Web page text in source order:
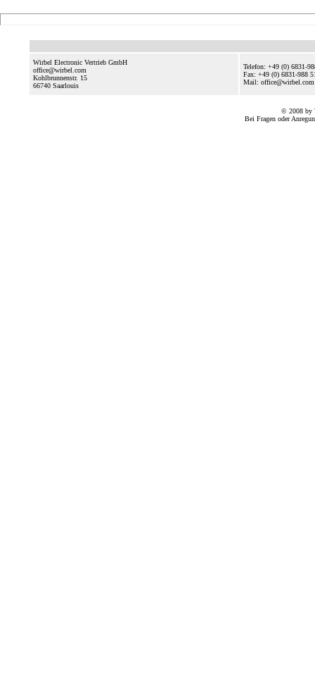
Wirbel Electronic Vertrieb GmbH
office@wirbel.com
Kohlbrunnenstr. 15
66740 Saarlouis
Telefon: +49 (0) 6831-
Fax: +49 (0) 6831-988
Mail: office@wirbel.com
© 2008 by
Bei Fragen oder